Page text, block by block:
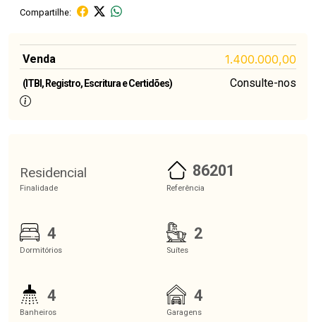
Compartilhe:
Venda 1.400.000,00
(ITBI, Registro, Escritura e Certidões) Consulte-nos
Residencial
Finalidade
86201
Referência
4
Dormitórios
2
Suítes
4
Banheiros
4
Garagens